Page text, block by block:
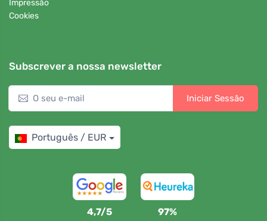
Impressão
Cookies
Subscrever a nossa newsletter
Iniciar Sessão
Português / EUR
4,7/5 97%